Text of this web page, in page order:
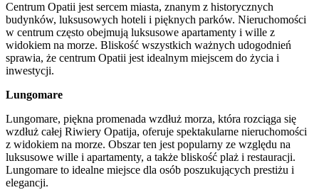
Centrum Opatii jest sercem miasta, znanym z historycznych
budynków, luksusowych hoteli i pięknych parków. Nieruchomości
w centrum często obejmują luksusowe apartamenty i wille z
widokiem na morze. Bliskość wszystkich ważnych udogodnień
sprawia, że centrum Opatii jest idealnym miejscem do życia i
inwestycji.
Lungomare
Lungomare, piękna promenada wzdłuż morza, która rozciąga się
wzdłuż całej Riwiery Opatija, oferuje spektakularne nieruchomości
z widokiem na morze. Obszar ten jest popularny ze względu na
luksusowe wille i apartamenty, a także bliskość plaż i restauracji.
Lungomare to idealne miejsce dla osób poszukujących prestiżu i
elegancji.